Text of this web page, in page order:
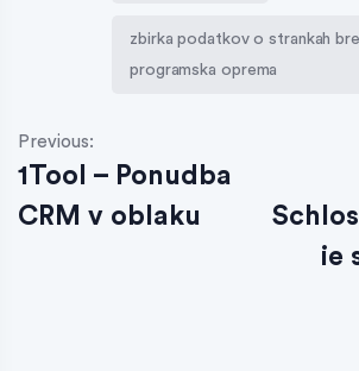
zbirka podatkov o strankah
programska oprema
Previous:
1Tool – Ponudba
CRM v oblaku
ie